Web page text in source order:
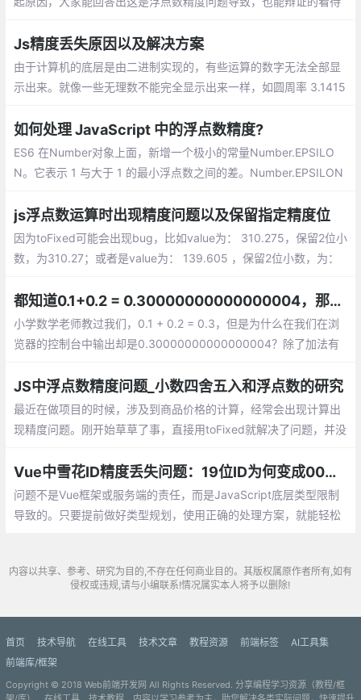
的原因。
Js精度丢失原因以及解决方案
由于计算机的底层是由二进制实现的，有些运算的数字无法全部显
示出来。就像一些无理数不能完全显示出来一样，如圆周率 3.1415
如何处理 JavaScript 中的浮点数精度?
ES6 在Number对象上面，新增一个极小的常量Number.EPSILO
N。它表示 1 与大于 1 的最小浮点数之间的差。Number.EPSILON
值，就可以认为已经没有意义了
js浮点数运算时出现精度问题以及保留指定精度位
因为toFixed可能会出现bug，比如value为： 310.275，保留2位小
数，为310.27；或者是value为： 139.605 ，保留2位小数，为：
都知道0.1+0.2 = 0.30000000000000004，那要怎么让它等于0.3
小学数学老师教过我们，0.1 + 0.2 = 0.3，但是为什么在我们在浏
览器的控制台中输出却是0.30000000000000004？除了加法有
结果
JS中浮点数精度问题_小数四舍五入和浮点数的研究
最近在做项目的时候，涉及到商品价格的计算，经常会出现计算出
现精度问题。刚开始草草了事，直接用toFixed就解决了问题，并没
Vue中雪花ID精度丢失问题：19位ID为何变成00结尾？
问题不是Vue框架或服务端的责任，而是JavaScript底层类型限制
导致的。只要提前做好类型规划，使用正确的处理方案，就能轻松
内容以共享、参考、研究为目的,不存在任何商业目的。其版权属原作者所有,如有
侵权或违规,请与小编联系!情况属实本人将予以删除!
首页 技术导航 在线工具 技术文章 教程资源 前端标签
AI工具集
前端库/框架